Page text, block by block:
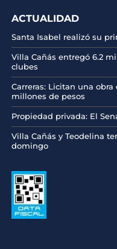
ACTUALIDAD
Santa Isabel realizó su
Villa Cañás entregó 6.2
clubes
Carreras: Licitan una obra
millones de pesos
Propiedad privada: El
Villa Cañás y Teodelina
domingo